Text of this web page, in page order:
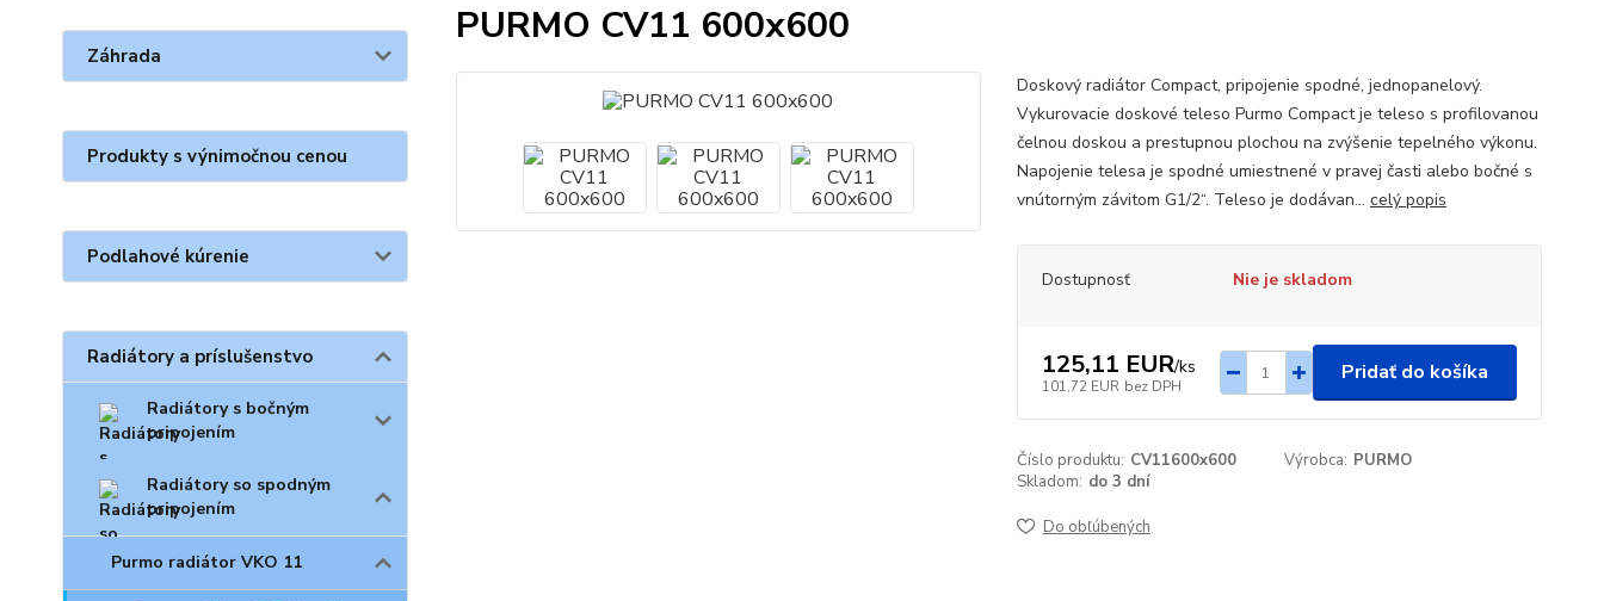
Záhrada
Produkty s výnimočnou cenou
Podlahové kúrenie
Radiátory a príslušenstvo
Radiátory s bočným
pripojením
Radiátory so spodným
pripojením
Purmo radiátor VKO 11
PURMO CV11 600x600
Doskový radiátor Compact, pripojenie spodné, jednopanelový.
Vykurovacie doskové teleso Purmo Compact je teleso s profilovanou
čelnou doskou a prestupnou plochou na zvýšenie tepelného výkonu.
Napojenie telesa je spodné umiestnené v pravej časti alebo bočné s
vnútorným závitom G1/2“. Teleso je dodávan... celý popis
Dostupnosť Nie je skladom
125,11 EUR/ks
101,72 EUR bez DPH
Pridať do košíka
Číslo produktu: CV11600x600 Výrobca: PURMO
Skladom: do 3 dní
Do obľúbených